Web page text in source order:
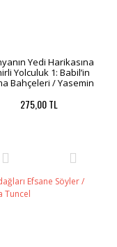
Yedi Harikasına
Yolculuk 1: Babil’in
Bahçeleri / Yasemin
275,00 TL